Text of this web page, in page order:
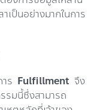
าเป็นอย่างมากในการ
ร Fulfillment จึง
รมนี้ซึ่งสามารถ